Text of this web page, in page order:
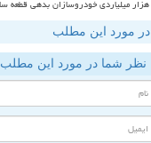
در مورد این مطلب
نظر شما در مورد این مطلب